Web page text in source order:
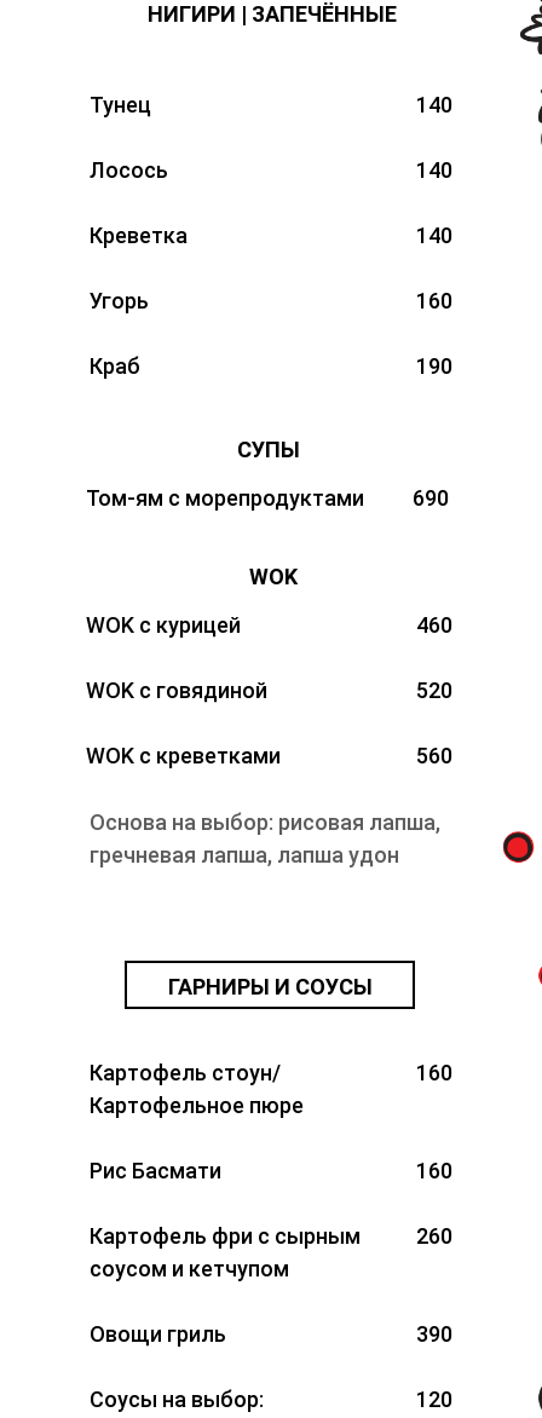
НИГИРИ | ЗАПЕЧЁННЫЕ
Тунец
Лосось
Креветка
Угорь
Краб
140
140
140
160
190
СУПЫ
Том-ям с морепродуктами
WOK с курицей
WOK с говядиной
WOK с креветками
690
WOK
Основа на выбор: рисовая лапша,
гречневая лапша, лапша удон
460
520
560
ГАРНИРЫ И СОУСЫ
Картофель стоун/
Картофельное пюре
Рис Басмати
Картофель фри с сырным
соусом и кетчупом
Овощи гриль
Соусы на выбор:
160
160
260
390
120